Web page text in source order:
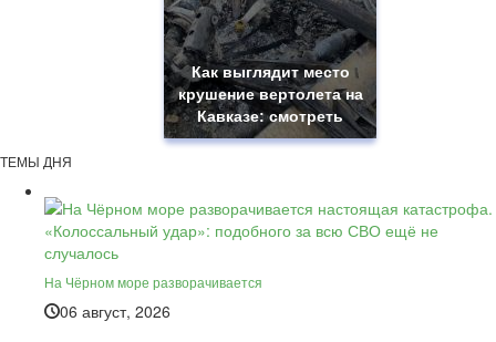
Как выглядит место
крушение вертолета на
Кавказе: смотреть
ТЕМЫ ДНЯ
На Чёрном море разворачивается
06 август, 2026